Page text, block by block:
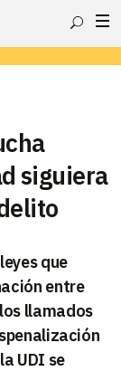
siguiera
que
entre
llamados
UDI se